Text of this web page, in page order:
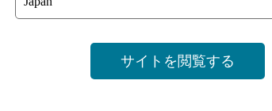
活〆白身と活貝類が自慢!一皿税込132円～
サイトを閲覧する